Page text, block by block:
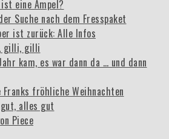
eine Ampel?
Suche nach dem Fresspaket
ist zurück: Alle Infos
gilli, gilli
kam, es war dann da … und dann
Franks fröhliche Weihnachten
alles gut
Piece